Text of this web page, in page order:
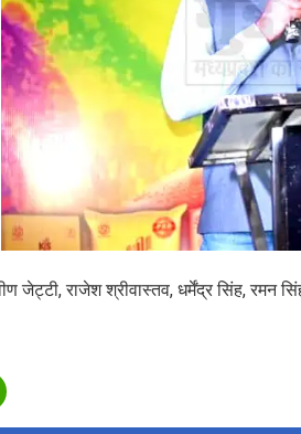
जेट्टी, राजेश श्रीवास्तव, धर्मेंद्र सिंह, रमन